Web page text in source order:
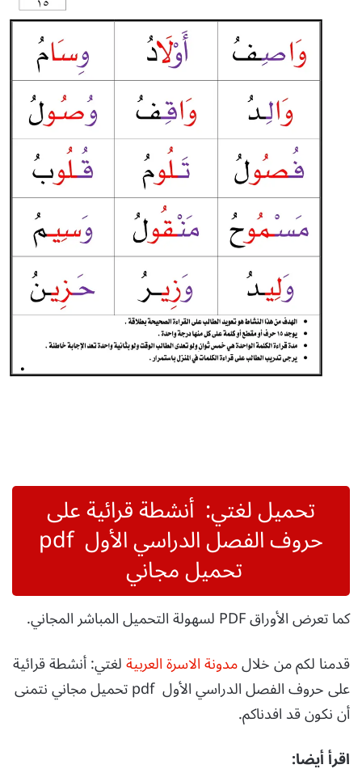
تحميل لغتي: أنشطة قرائية على
حروف الفصل الدراسي الأول pdf
تحميل مجاني
كما تعرض الأوراق PDF لسهولة التحميل المباشر المجاني.
قدمنا لكم من خلالمدونة الاسرة العربيةلغتي: أنشطة قرائية
على حروف الفصل الدراسي الأول pdf تحميل مجاني نتمنى
أن نكون قد افدناكم.
اقرأ أيضا: